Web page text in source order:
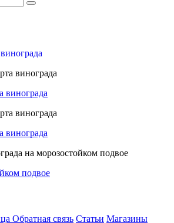
винограда
винограда
подвое
Обратная связь Статьи Магазины